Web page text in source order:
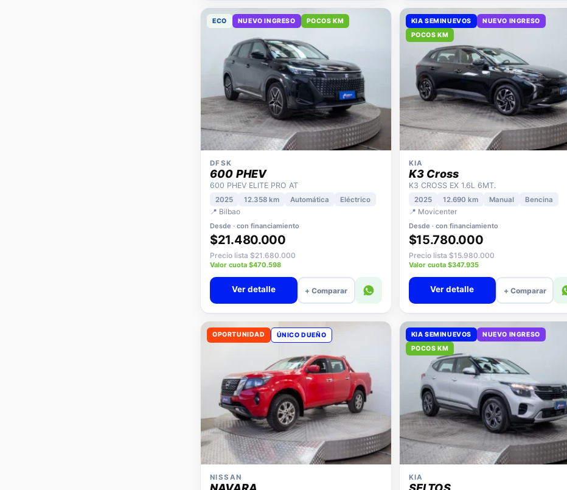
ECO NUEVO INGRESO POCOS KM
DFSK
600 PHEV
600 PHEV ELITE PRO AT
2025 12.358 km Automática Eléctrico
📍 Bilbao
Desde · con financiamiento
$21.480.000
Precio lista $21.680.000
Valor cuota $470.598
Ver detalle + Comparar
KIA SEMINUEVOS
NUEVO INGRESO
POCOS KM
KIA
K3 Cross
K3 CROSS EX 1.6L 6MT.
2025 12.690 km Manual Bencina
📍 Movicenter
Desde · con financiamiento
$15.780.000
Precio lista $15.980.000
Valor cuota $347.935
Ver detalle + Comparar
OPORTUNIDAD ÚNICO DUEÑO
NISSAN
KIA SEMINUEVOS
NUEVO INGRESO
POCOS KM
KIA